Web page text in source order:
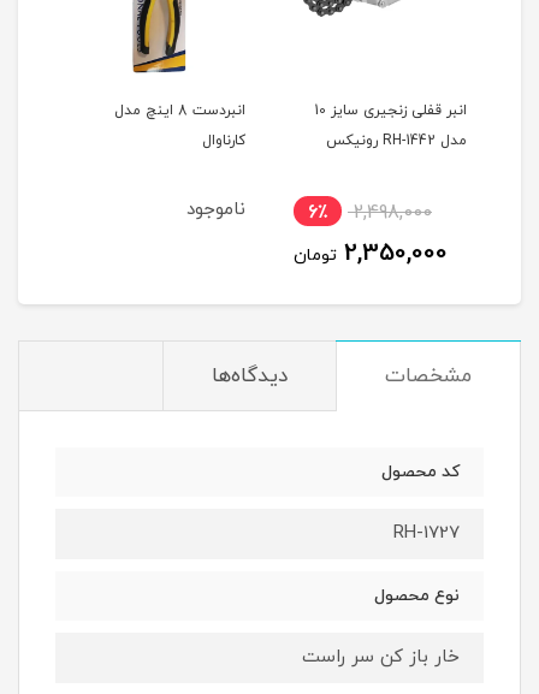
انبر قفلی زنجیری سایز 10
مدل RH-1442 رونیکس
2,498,000 6٪
2,350,000 تومان
انبردست 8 اینچ مدل
کارناوال
ناموجود
مشخصات دیدگاه‌ها
کد محصول
RH-1727
نوع محصول
خار باز کن سر راست